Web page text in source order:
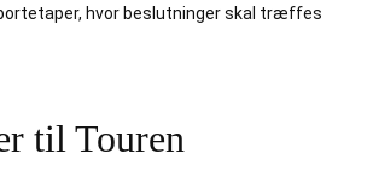
hvor beslutninger skal træffes
til Touren